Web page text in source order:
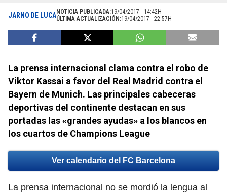
JARNO DE LUCANOTICIA PUBLICADA:19/04/2017 - 14:42H
ÚLTIMA ACTUALIZACIÓN:19/04/2017 - 22:57H
La prensa internacional clama contra el robo de
Viktor Kassai a favor del Real Madrid contra el
Bayern de Munich. Las principales cabeceras
deportivas del continente destacan en sus
portadas las «grandes ayudas» a los blancos en
los cuartos de Champions League
Ver calendario del FC Barcelona
La prensa internacional no se mordió la lengua al